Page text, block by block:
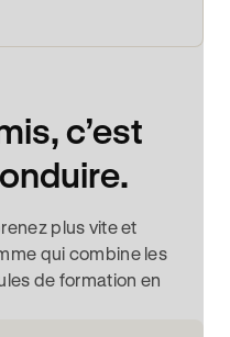
c’est
plus vite et
qui combine les
de formation en